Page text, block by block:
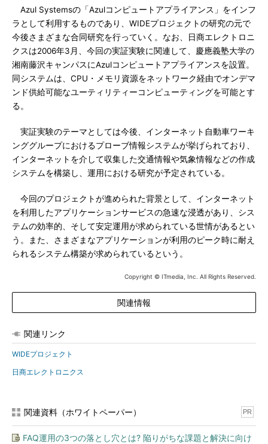
Azul Systemsの「Azulコンピュートアプライアンス」をインフ
ラとして利用するものであり、WIDEプロジェクトの研究の元で
今後さまざまな合同研究を行っていく。なお、日商エレクトロニ
クスは2006年3月、今回の実証実験に関連して、慶應義塾大学の
湘南藤沢キャンパスにAzulコンピュートアプライアンスを設置。
同システムは、CPU・メモリ資源をネットワーク経由でオンデマ
ンド供給可能なユーティリティーコンピューティングを可能とす
る。
実証実験のテーマとしては今後、インターネット自動車ワーキ
ンググループにおけるプローブ情報システムが挙げられており、
インターネットを介して収集した交通情報や気象情報などの作成
システムを構築し、運用における研究が予定されている。
今回のプロジェクトが進められた背景として、インターネット
を利用したアプリケーションサービスの急速な浸透があり、シス
テムの効率的、そして安定運用が求められている世情があるとい
う。また、さまざまなアプリケーションが利用のピーク時に耐え
られるシステム構築が求められているという。
Copyright © ITmedia, Inc. All Rights Reserved.
関連情報
関連リンク
WIDEプロジェクト
日商エレクトロニクス
関連資料（ホワイトペーパー） PR
FAQ運用の3つの落とし穴とは? 陥りがちな課題と解決に向け